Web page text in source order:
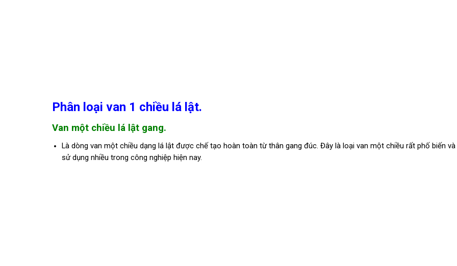
Phân loại van 1 chiều lá lật.
Van một chiều lá lật gang.
Là dòng van một chiều dạng lá lật được chế tạo hoàn toàn từ thân gang đúc. Đây là loại van một chiều rất phố biến
sử dụng nhiều trong công nghiệp hiện nay.